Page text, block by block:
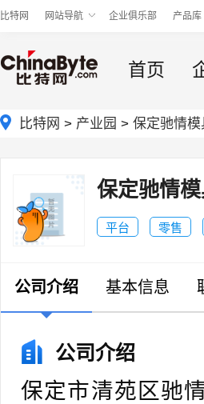
比特网 网站导航 企业俱乐部 产品库
首页
比特网 > 产业园 > 保定驰情模
保定驰情
平台 零售
公司介绍 基本信息
公司介绍
保定市清苑区驰